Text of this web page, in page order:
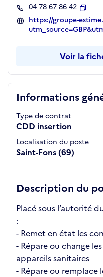
Informations
Type de contrat
CDD insertion
Localisation du poste
Saint-Fons (69)
Description du
Placé sous l’autorité
:
- Remet en état les
- Répare ou change
appareils sanitaires
- Répare ou remplace
04 78 67 86 42
https://groupe-
Voir la